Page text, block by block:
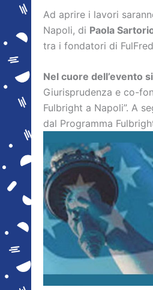
Ad aprire i lavori
Napoli, di Paola
tra i fondatori di
Nel cuore dell’evento
Giurisprudenza e co-
Fulbright a Napoli”. A
dal Programma